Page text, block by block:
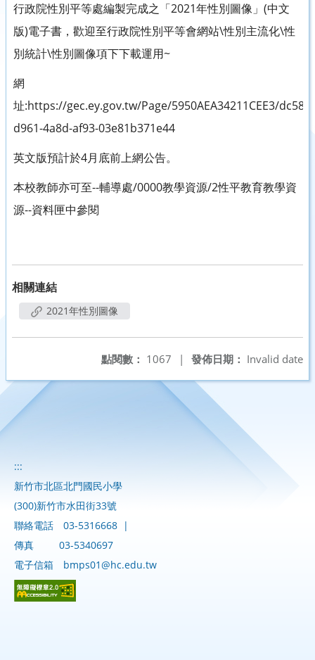
行政院性別平等處編製完成之「2021年性別圖像」(中文
版)電子書，歡迎至行政院性別平等會網站\性別主流化\性
別統計\性別圖像項下下載運用~
網
址:https://gec.ey.gov.tw/Page/5950AEA34211CEE3/
d961-4a8d-af93-03e81b371e44
英文版預計於4月底前上網公告。
本校教師亦可至--輔導處/0000教學資源/2性平教育教學資
源--資料匣中參閱
相關連結
2021年性別圖像
發佈日期： Invalid date
點閱數： 1067 |
:::
新竹市北區北門國民小學
(300)新竹市水田街33號
聯絡電話
03-5316668 |
傳真
03-5340697
電子信箱
bmps01@hc.edu.tw